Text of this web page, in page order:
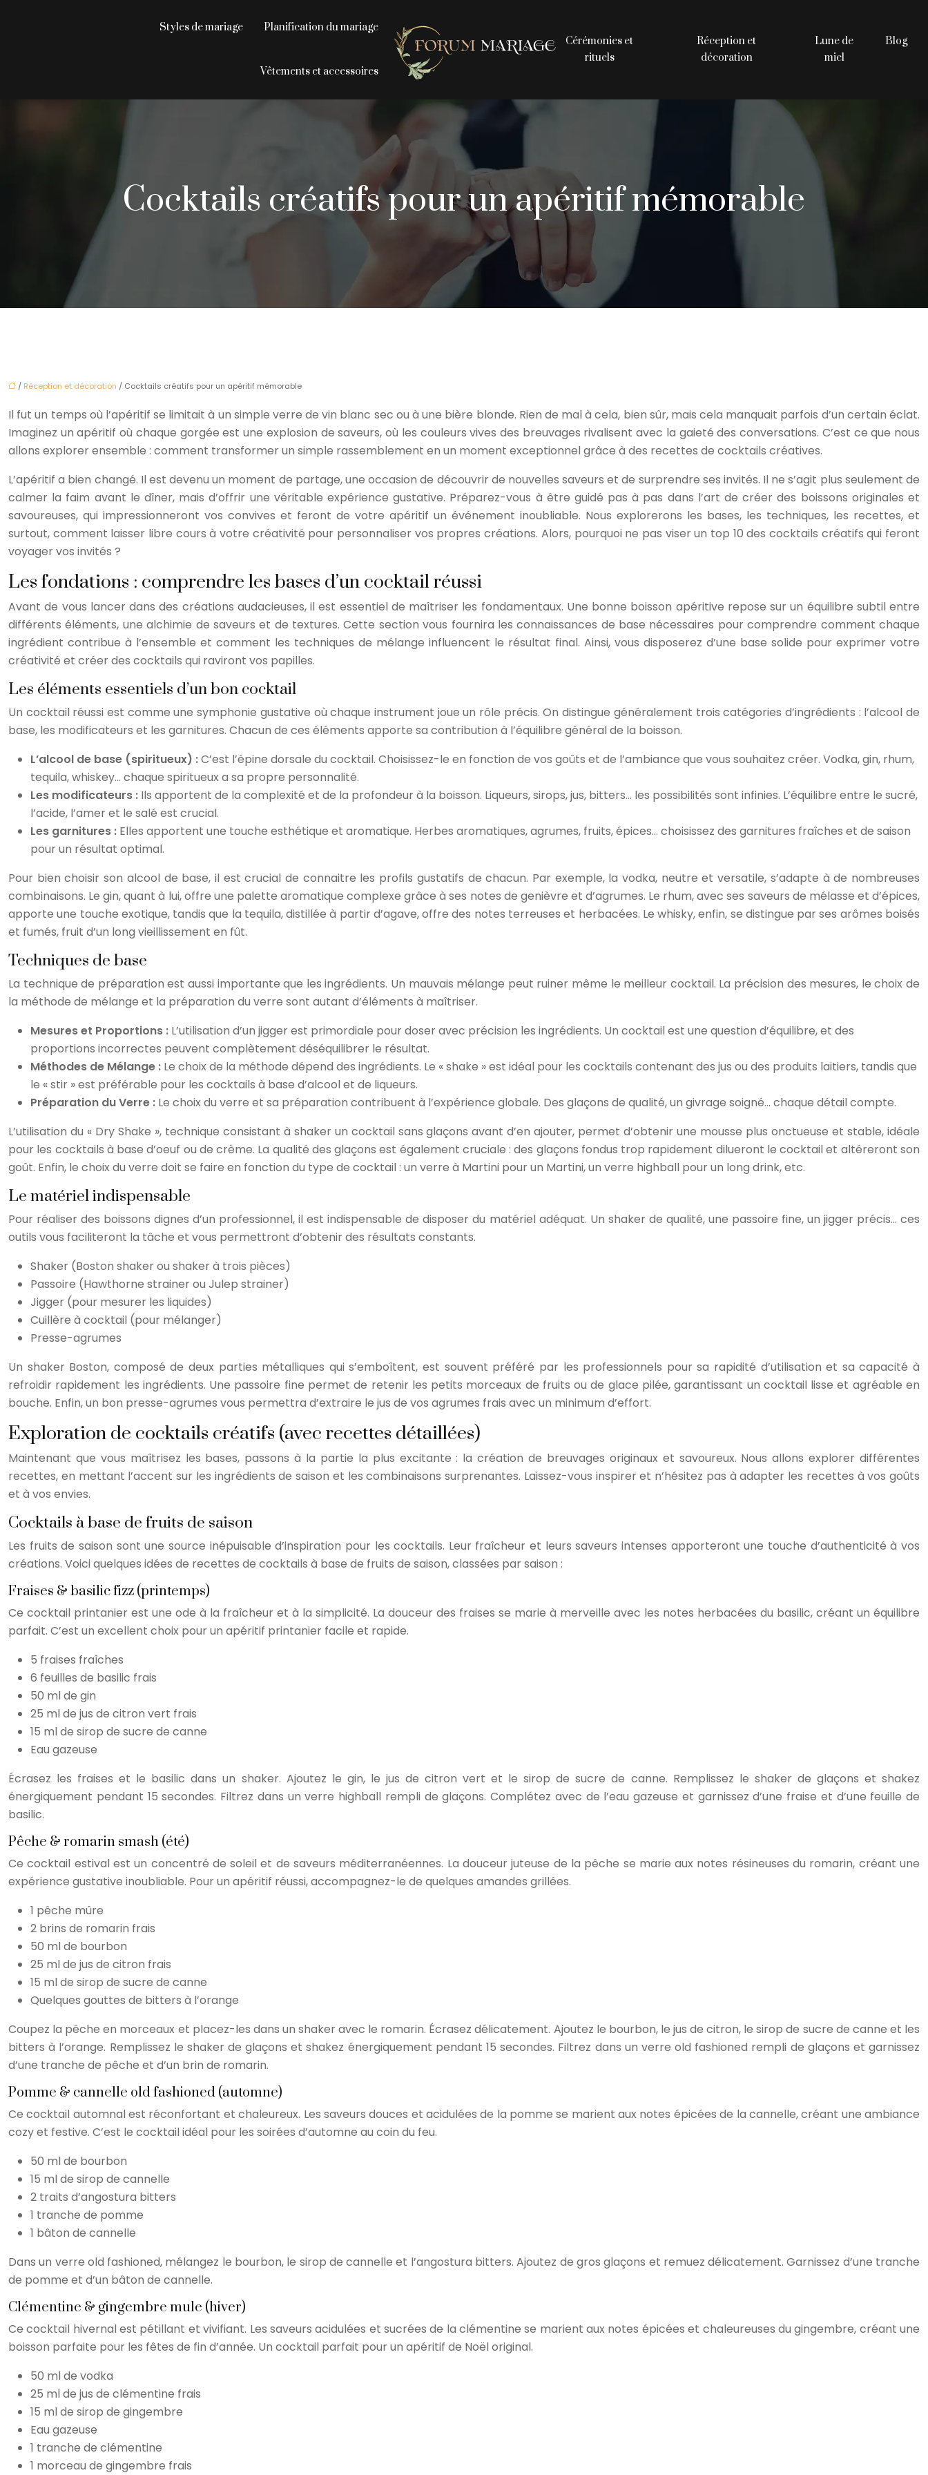
Planification du mariage
Styles de mariage
Vêtements et accessoires
Cérémonies et
rituels
Réception et
décoration
Lune de
miel
Blog
Cocktails créatifs pour un apéritif mémorable
/ Réception et décoration / Cocktails créatifs pour un apéritif mémorable
Il fut un temps où l’apéritif se limitait à un simple verre de vin blanc sec ou à une bière blonde. Rien de mal à cela, bien sûr, mais cela manquait parfois d’un certain éclat.
Imaginez un apéritif où chaque gorgée est une explosion de saveurs, où les couleurs vives des breuvages rivalisent avec la gaieté des conversations. C’est ce que nous
allons explorer ensemble : comment transformer un simple rassemblement en un moment exceptionnel grâce à des recettes de cocktails créatives.
L’apéritif a bien changé. Il est devenu un moment de partage, une occasion de découvrir de nouvelles saveurs et de surprendre ses invités. Il ne s’agit plus seulement de
calmer la faim avant le dîner, mais d’offrir une véritable expérience gustative. Préparez-vous à être guidé pas à pas dans l’art de créer des boissons originales et
savoureuses, qui impressionneront vos convives et feront de votre apéritif un événement inoubliable. Nous explorerons les bases, les techniques, les recettes, et
surtout, comment laisser libre cours à votre créativité pour personnaliser vos propres créations. Alors, pourquoi ne pas viser un top 10 des cocktails créatifs qui feront
voyager vos invités ?
Les fondations : comprendre les bases d’un cocktail réussi
Avant de vous lancer dans des créations audacieuses, il est essentiel de maîtriser les fondamentaux. Une bonne boisson apéritive repose sur un équilibre subtil entre
différents éléments, une alchimie de saveurs et de textures. Cette section vous fournira les connaissances de base nécessaires pour comprendre comment chaque
ingrédient contribue à l’ensemble et comment les techniques de mélange influencent le résultat final. Ainsi, vous disposerez d’une base solide pour exprimer votre
créativité et créer des cocktails qui raviront vos papilles.
Les éléments essentiels d’un bon cocktail
Un cocktail réussi est comme une symphonie gustative où chaque instrument joue un rôle précis. On distingue généralement trois catégories d’ingrédients : l’alcool de
base, les modificateurs et les garnitures. Chacun de ces éléments apporte sa contribution à l’équilibre général de la boisson.
L’alcool de base (spiritueux) :C’est l’épine dorsale du cocktail. Choisissez-le en fonction de vos goûts et de l’ambiance que vous souhaitez créer. Vodka, gin, rhum,
tequila, whiskey… chaque spiritueux a sa propre personnalité.
Les modificateurs : Ils apportent de la complexité et de la profondeur à la boisson. Liqueurs, sirops, jus, bitters… les possibilités sont infinies. L’équilibre entre le sucré,
l’acide, l’amer et le salé est crucial.
Les garnitures : Elles apportent une touche esthétique et aromatique. Herbes aromatiques, agrumes, fruits, épices… choisissez des garnitures fraîches et de saison
pour un résultat optimal.
Pour bien choisir son alcool de base, il est crucial de connaitre les profils gustatifs de chacun. Par exemple, la vodka, neutre et versatile, s’adapte à de nombreuses
combinaisons. Le gin, quant à lui, offre une palette aromatique complexe grâce à ses notes de genièvre et d’agrumes. Le rhum, avec ses saveurs de mélasse et d’épices,
apporte une touche exotique, tandis que la tequila, distillée à partir d’agave, offre des notes terreuses et herbacées. Le whisky, enfin, se distingue par ses arômes boisés
et fumés, fruit d’un long vieillissement en fût.
Techniques de base
La technique de préparation est aussi importante que les ingrédients. Un mauvais mélange peut ruiner même le meilleur cocktail. La précision des mesures, le choix de
la méthode de mélange et la préparation du verre sont autant d’éléments à maîtriser.
Mesures et Proportions : L’utilisation d’un jigger est primordiale pour doser avec précision les ingrédients. Un cocktail est une question d’équilibre, et des
proportions incorrectes peuvent complètement déséquilibrer le résultat.
Méthodes de Mélange : Le choix de la méthode dépend des ingrédients. Le « shake » est idéal pour les cocktails contenant des jus ou des produits laitiers, tandis que
le « stir » est préférable pour les cocktails à base d’alcool et de liqueurs.
Préparation du Verre : Le choix du verre et sa préparation contribuent à l’expérience globale. Des glaçons de qualité, un givrage soigné… chaque détail compte.
L’utilisation du « Dry Shake », technique consistant à shaker un cocktail sans glaçons avant d’en ajouter, permet d’obtenir une mousse plus onctueuse et stable, idéale
pour les cocktails à base d’oeuf ou de crème. La qualité des glaçons est également cruciale : des glaçons fondus trop rapidement dilueront le cocktail et altéreront son
goût. Enfin, le choix du verre doit se faire en fonction du type de cocktail : un verre à Martini pour un Martini, un verre highball pour un long drink, etc.
Le matériel indispensable
Pour réaliser des boissons dignes d’un professionnel, il est indispensable de disposer du matériel adéquat. Un shaker de qualité, une passoire fine, un jigger précis… ces
outils vous faciliteront la tâche et vous permettront d’obtenir des résultats constants.
Shaker (Boston shaker ou shaker à trois pièces)
Passoire (Hawthorne strainer ou Julep strainer)
Jigger (pour mesurer les liquides)
Cuillère à cocktail (pour mélanger)
Presse-agrumes
Un shaker Boston, composé de deux parties métalliques qui s’emboîtent, est souvent préféré par les professionnels pour sa rapidité d’utilisation et sa capacité à
refroidir rapidement les ingrédients. Une passoire fine permet de retenir les petits morceaux de fruits ou de glace pilée, garantissant un cocktail lisse et agréable en
bouche. Enfin, un bon presse-agrumes vous permettra d’extraire le jus de vos agrumes frais avec un minimum d’effort.
Exploration de cocktails créatifs (avec recettes détaillées)
Maintenant que vous maîtrisez les bases, passons à la partie la plus excitante : la création de breuvages originaux et savoureux. Nous allons explorer différentes
recettes, en mettant l’accent sur les ingrédients de saison et les combinaisons surprenantes. Laissez-vous inspirer et n’hésitez pas à adapter les recettes à vos goûts
et à vos envies.
Cocktails à base de fruits de saison
Les fruits de saison sont une source inépuisable d’inspiration pour les cocktails. Leur fraîcheur et leurs saveurs intenses apporteront une touche d’authenticité à vos
créations. Voici quelques idées de recettes de cocktails à base de fruits de saison, classées par saison :
Fraises & basilic fizz (printemps)
Ce cocktail printanier est une ode à la fraîcheur et à la simplicité. La douceur des fraises se marie à merveille avec les notes herbacées du basilic, créant un équilibre
parfait. C’est un excellent choix pour un apéritif printanier facile et rapide.
5 fraises fraîches
6 feuilles de basilic frais
50 ml de gin
25 ml de jus de citron vert frais
15 ml de sirop de sucre de canne
Eau gazeuse
Écrasez les fraises et le basilic dans un shaker. Ajoutez le gin, le jus de citron vert et le sirop de sucre de canne. Remplissez le shaker de glaçons et shakez
énergiquement pendant 15 secondes. Filtrez dans un verre highball rempli de glaçons. Complétez avec de l’eau gazeuse et garnissez d’une fraise et d’une feuille de
basilic.
Pêche & romarin smash (été)
Ce cocktail estival est un concentré de soleil et de saveurs méditerranéennes. La douceur juteuse de la pêche se marie aux notes résineuses du romarin, créant une
expérience gustative inoubliable. Pour un apéritif réussi, accompagnez-le de quelques amandes grillées.
1 pêche mûre
2 brins de romarin frais
50 ml de bourbon
25 ml de jus de citron frais
15 ml de sirop de sucre de canne
Quelques gouttes de bitters à l’orange
Coupez la pêche en morceaux et placez-les dans un shaker avec le romarin. Écrasez délicatement. Ajoutez le bourbon, le jus de citron, le sirop de sucre de canne et les
bitters à l’orange. Remplissez le shaker de glaçons et shakez énergiquement pendant 15 secondes. Filtrez dans un verre old fashioned rempli de glaçons et garnissez
d’une tranche de pêche et d’un brin de romarin.
Pomme & cannelle old fashioned (automne)
Ce cocktail automnal est réconfortant et chaleureux. Les saveurs douces et acidulées de la pomme se marient aux notes épicées de la cannelle, créant une ambiance
cozy et festive. C’est le cocktail idéal pour les soirées d’automne au coin du feu.
50 ml de bourbon
15 ml de sirop de cannelle
2 traits d’angostura bitters
1 tranche de pomme
1 bâton de cannelle
Dans un verre old fashioned, mélangez le bourbon, le sirop de cannelle et l’angostura bitters. Ajoutez de gros glaçons et remuez délicatement. Garnissez d’une tranche
de pomme et d’un bâton de cannelle.
Clémentine & gingembre mule (hiver)
Ce cocktail hivernal est pétillant et vivifiant. Les saveurs acidulées et sucrées de la clémentine se marient aux notes épicées et chaleureuses du gingembre, créant une
boisson parfaite pour les fêtes de fin d’année. Un cocktail parfait pour un apéritif de Noël original.
50 ml de vodka
25 ml de jus de clémentine frais
15 ml de sirop de gingembre
Eau gazeuse
1 tranche de clémentine
1 morceau de gingembre frais